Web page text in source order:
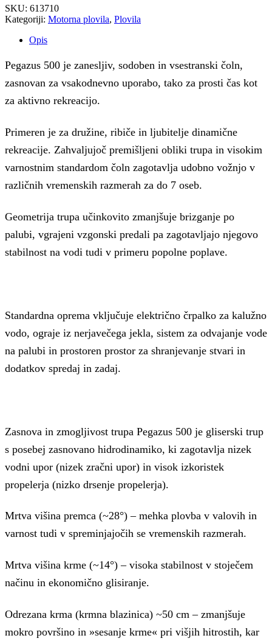
SKU: 613710
Kategoriji: Motorna plovila, Plovila
Opis
Pegazus 500 je zanesljiv, sodoben in vsestranski čoln,
zasnovan za vsakodnevno uporabo, tako za prosti čas kot
za aktivno rekreacijo.
Primeren je za družine, ribiče in ljubitelje dinamične
rekreacije. Zahvaljujoč premišljeni obliki trupa in visokim
varnostnim standardom čoln zagotavlja udobno vožnjo v
različnih vremenskih razmerah za do 7 oseb.
Geometrija trupa učinkovito zmanjšuje brizganje po
palubi, vgrajeni vzgonski predali pa zagotavljajo njegovo
stabilnost na vodi tudi v primeru popolne poplave.
Standardna oprema vključuje električno črpalko za kalužno
vodo, ograje iz nerjavečega jekla, sistem za odvajanje vode
na palubi in prostoren prostor za shranjevanje stvari in
dodatkov spredaj in zadaj.
Zasnova in zmogljivost trupa Pegazus 500 je gliserski trup
s posebej zasnovano hidrodinamiko, ki zagotavlja nizek
vodni upor (nizek zračni upor) in visok izkoristek
propelerja (nizko drsenje propelerja).
Mrtva višina premca (~28°) – mehka plovba v valovih in
varnost tudi v spreminjajočih se vremenskih razmerah.
Mrtva višina krme (~14°) – visoka stabilnost v stoječem
načinu in ekonomično glisiranje.
Odrezana krma (krmna blazinica) ~50 cm – zmanjšuje
mokro površino in »sesanje krme« pri višjih hitrostih, kar